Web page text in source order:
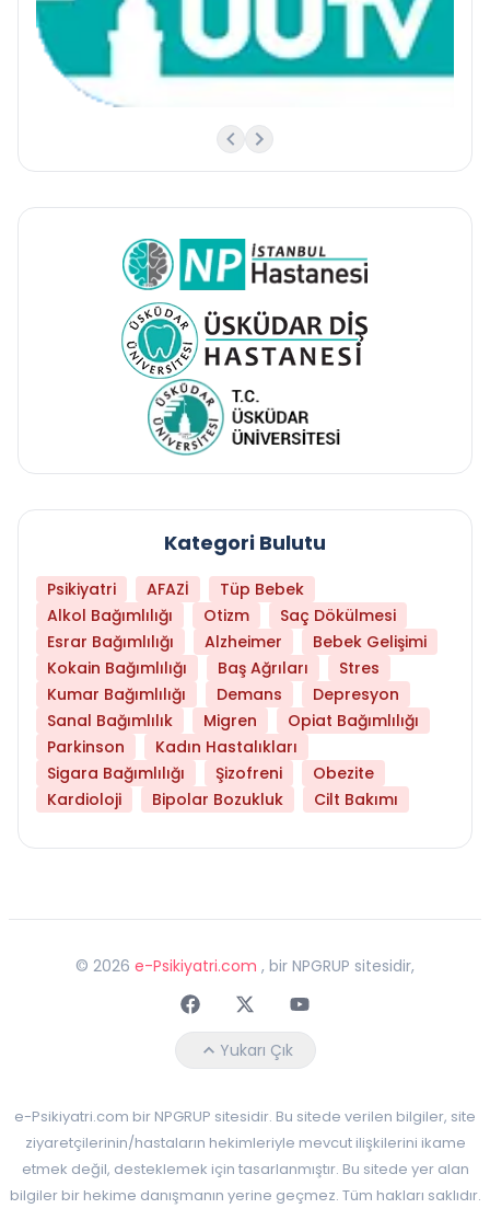
Kategori Bulutu
Psikiyatri AFAZİ
Tüp Bebek
Alkol Bağımlılığı
Otizm
Saç Dökülmesi
Esrar Bağımlılığı
Alzheimer
Bebek Gelişimi
Kokain Bağımlılığı
Baş Ağrıları
Stres
Kumar Bağımlılığı
Demans
Depresyon
Sanal Bağımlılık
Migren
Opiat Bağımlılığı
Parkinson
Kadın Hastalıkları
Sigara Bağımlılığı
Şizofreni
Obezite
Kardioloji
Bipolar Bozukluk Cilt Bakımı
© 2026 e-Psikiyatri.com , bir NPGRUP sitesidir,
FaceebokTwitterYoutube
Yukarı Çık
e-Psikiyatri.com bir NPGRUP sitesidir. Bu sitede verilen bilgiler, site
ziyaretçilerinin/hastaların hekimleriyle mevcut ilişkilerini ikame
etmek değil, desteklemek için tasarlanmıştır. Bu sitede yer alan
bilgiler bir hekime danışmanın yerine geçmez. Tüm hakları saklıdır.